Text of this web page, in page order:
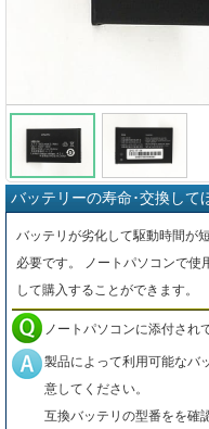
バッテリーの寿命･交換して
バッテリが劣化して駆動時間が
必要です。 ノートパソコンで使
して購入することができます。
ノートパソコンに添付され
製品によって利用可能なバ
意してください。
互換バッテリの型番をを確